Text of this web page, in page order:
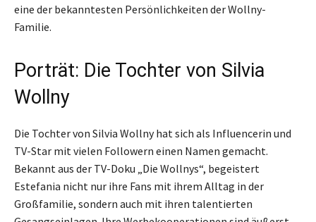
eine der bekanntesten Persönlichkeiten der Wollny-
Familie.
Porträt: Die Tochter von Silvia
Wollny
Die Tochter von Silvia Wollny hat sich als Influencerin und
TV-Star mit vielen Followern einen Namen gemacht.
Bekannt aus der TV-Doku „Die Wollnys“, begeistert
Estefania nicht nur ihre Fans mit ihrem Alltag in der
Großfamilie, sondern auch mit ihren talentierten